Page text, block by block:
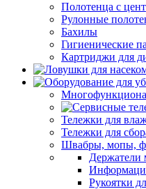
Полотенца с
Рулонные
Бахилы
Гигиенические
Картриджи для
Тележки для
Тележки для
Швабры, мопы,
Держатели
Рукоятки